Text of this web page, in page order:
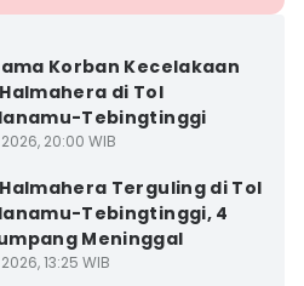
Korban Kecelakaan
di Tol
Tebingtinggi
2026, 20:00 WIB
Terguling di Tol
Tebingtinggi, 4
Meninggal
2026, 13:25 WIB